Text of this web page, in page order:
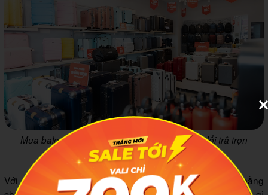
Mua balo Mikkor tại MIA.vn, được bảo hành đổi trả trọn
đời
Với mức giá hơn 1 triệu đồng, tuy cao hơn so với mặt bằng